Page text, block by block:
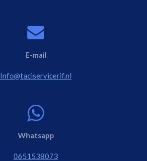
E-mail
Info@taciservicerif.nl
Whatsapp
0651538073